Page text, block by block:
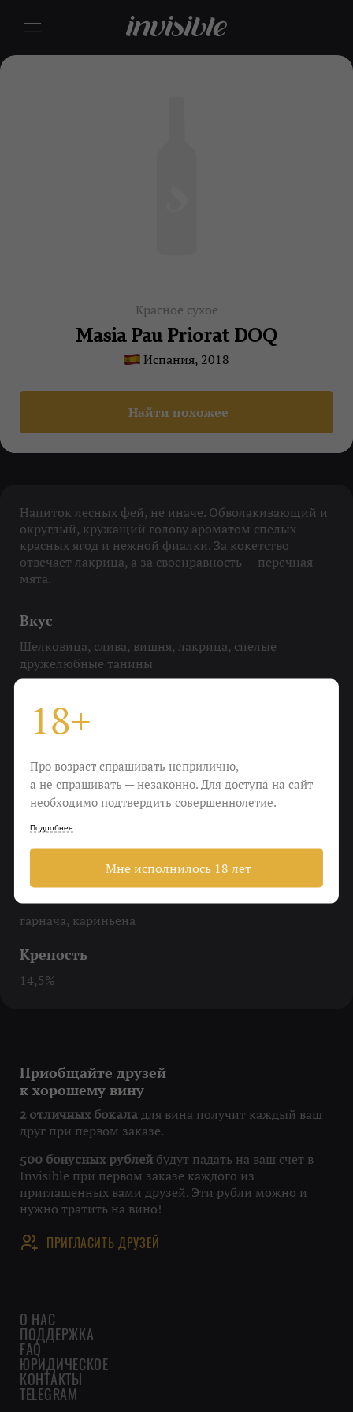
Красное сухое
Masia Pau Priorat DOQ
Испания, 2018
Найти похожее
Напиток лесных фей, не иначе. Обволакивающий и
округлый, кружащий голову ароматом спелых
красных ягод и нежной фиалки. За кокетство
отвечает лакрица, а за своенравность — перечная
мята.
Вкус
Шелковица, слива, вишня, лакрица, спелые
дружелюбные танины
До 16-18 градусов
Хамон, прошутто, пармская ветчина, сессина — все
виды вяленого мяса будут уместны
Пить
Закрывая глаза на все
Виноград
гарнача, кариньена
Крепость
14,5%
Приобщайте друзей
к хорошему вину
2 отличных бокала для вина получит каждый ваш
друг при первом заказе.
500 бонусных рублей будут падать на ваш счет в
Invisible при первом заказе каждого из
приглашенных вами друзей. Эти рубли можно и
нужно тратить на вино!
ПРИГЛАСИТЬ ДРУЗЕЙ
О НАС
ПОДДЕРЖКА
FAQ
ЮРИДИЧЕСКОЕ
КОНТАКТЫ
TELEGRAM
18+
Про возраст спрашивать неприлично,
а не спрашивать — незаконно. Для доступа на сайт
необходимо подтвердить совершеннолетие.
Подробнее
Мне исполнилось 18 лет